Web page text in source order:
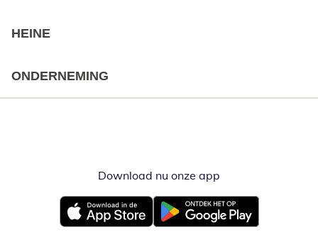
HEINE
ONDERNEMING
Download nu onze app
Opent in nieuw vensterOpent in nieuw venster